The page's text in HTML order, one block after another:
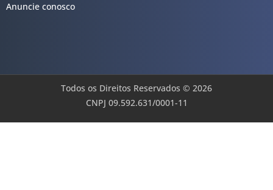
Anuncie conosco
Todos os Direitos Reservados © 2026
CNPJ 09.592.631/0001-11